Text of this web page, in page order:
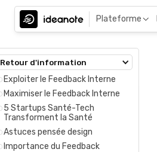
Plateforme
Retour d'information
Exploiter le Feedback Interne
Maximiser le Feedback Interne
5 Startups Santé-Tech
Transforment la Santé
Astuces pensée design
Importance du Feedback